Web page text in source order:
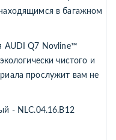
в багажном
AUDI Q7 Novline™
чистого и
прослужит вам не
- NLC.04.16.B12